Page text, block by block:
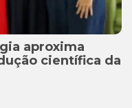
aproxima
científica da